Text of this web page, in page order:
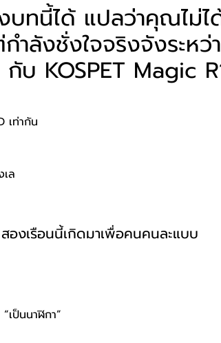
ทนี้ได้ แปลว่าคุณไม่ไ
ำลังชั่งใจจริงจังระห
บ KOSPET Magic
เท่ากัน
ล
งเรือนนี้เกิดมาเพื่อคนคนละแบบ
เป็นนาฬิกา”